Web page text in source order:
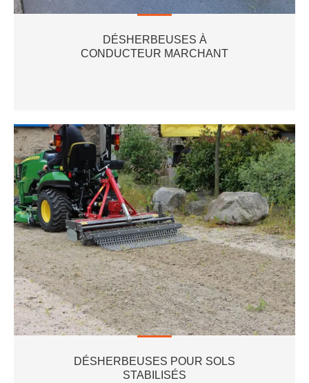
DÉSHERBEUSES À
CONDUCTEUR MARCHANT
DÉSHERBEUSES POUR SOLS
STABILISÉS